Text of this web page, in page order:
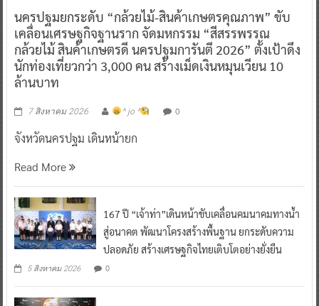
นครปฐมยกระดับ “กล้วยไม้-สินค้าเกษตรคุณภาพ” ขับ
เคลื่อนเศรษฐกิจฐานราก จัดมหกรรม “สีสรรพรรณ
กล้วยไม้ สินค้าเกษตรดี นครปฐมการันตี 2026” ตั้งเป้าดึง
นักท่องเที่ยวกว่า 3,000 คน สร้างเม็ดเงินหมุนเวียน 10
ล้านบาท
7 สิงหาคม 2026 ^ jo ^ 0
จังหวัดนครปฐม เดินหน้ายก
Read More
167 ปี “เจ้าท่า”เดินหน้าขับเคลื่อนคมนาคมทางน้ำ
สู่อนาคต พัฒนาโครงสร้างพื้นฐาน ยกระดับความ
ปลอดภัย สร้างเศรษฐกิจไทยเติบโตอย่างยั่งยืน
5 สิงหาคม 2026 0